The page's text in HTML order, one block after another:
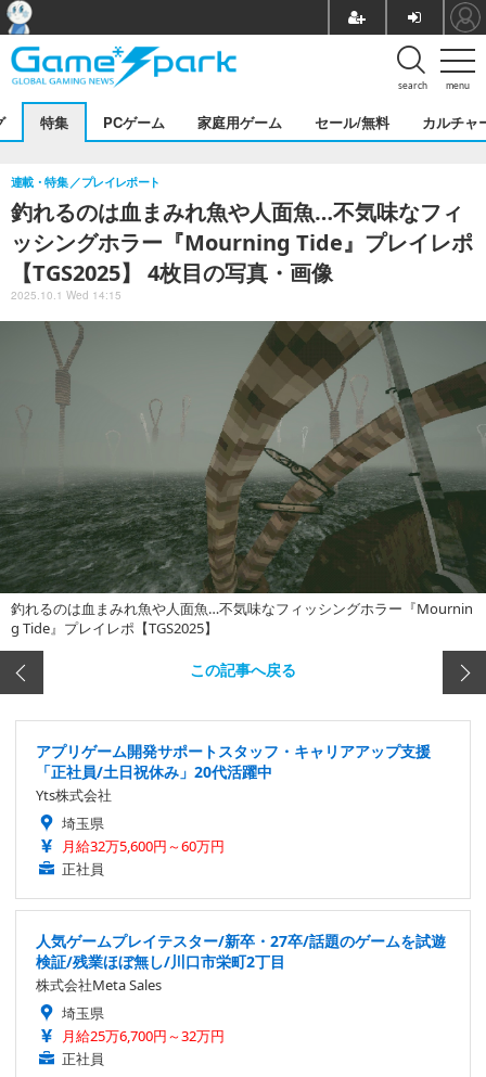
menu
search
特集 PCゲーム 家庭用ゲーム セール/無料 カルチャ
釣れるのは血まみれ魚や人面魚…不気味なフィ
ッシングホラー『Mourning Tide』プレイレポ
【TGS2025】 4枚目の写真・画像
連載・特集 プレイレポート
2025.10.1 Wed 14:15
釣れるのは血まみれ魚や人面魚…不気味なフィッシングホラー『Mournin
g Tide』プレイレポ【TGS2025】
この記事へ戻る
アプリゲーム開発サポートスタッフ・キャリアアップ支援
「正社員/土日祝休み」20代活躍中
Yts株式会社
埼玉県
月給32万5,600円～60万円
正社員
人気ゲームプレイテスター/新卒・27卒/話題のゲームを試遊
検証/残業ほぼ無し/川口市栄町2丁目
株式会社Meta Sales
埼玉県
月給25万6,700円～32万円
正社員